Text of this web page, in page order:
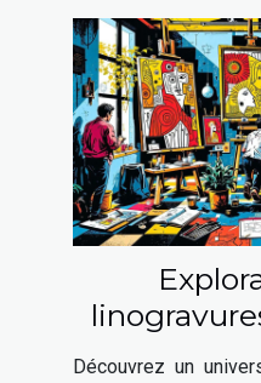
une fenêtre
Découvrez un